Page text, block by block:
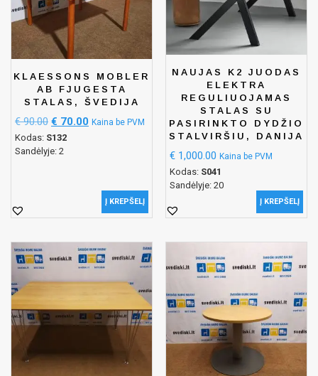
KLAESSONS MOBLER
AB FJUGESTA
STALAS, ŠVEDIJA
€90.00 € 70.00 Kaina be PVM
Kodas: S132
Sandėlyje: 2
Į KREPŠELĮ
NAUJAS K2 JUODAS
ELEKTRA
REGULIUOJAMAS
STALAS SU
PASIRINKTO DYDŽIO
STALVIRŠIU, DANIJA
€ 1,000.00 Kaina be PVM
Kodas: S041
Sandėlyje: 20
Į KREPŠELĮ